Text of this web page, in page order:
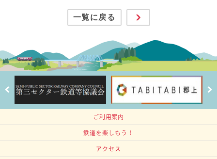
一覧に戻る
ご利用案内
鉄道を楽しもう！
アクセス